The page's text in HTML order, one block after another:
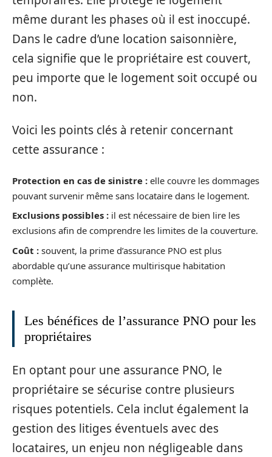
même durant les phases où il est inoccupé.
Dans le cadre d’une location saisonnière,
cela signifie que le propriétaire est couvert,
peu importe que le logement soit occupé ou
non.
Voici les points clés à retenir concernant
cette assurance :
Protection en cas de sinistre : elle couvre les dommages
pouvant survenir même sans locataire dans le logement.
Exclusions possibles : il est nécessaire de bien lire les
exclusions afin de comprendre les limites de la couverture.
Coût : souvent, la prime d’assurance PNO est plus
abordable qu’une assurance multirisque habitation
complète.
Les bénéfices de l’assurance PNO pour les
propriétaires
En optant pour une assurance PNO, le
propriétaire se sécurise contre plusieurs
risques potentiels. Cela inclut également la
gestion des litiges éventuels avec des
locataires, un enjeu non négligeable dans